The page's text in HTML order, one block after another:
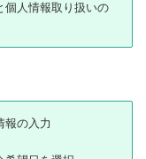
人情報取り扱いの
の入力